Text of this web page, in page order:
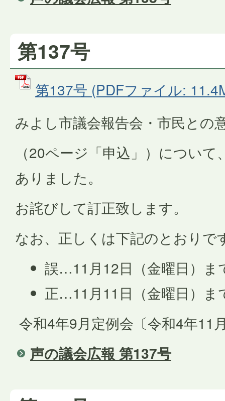
第137号
第137号 (PDFファイル:
みよし市議会報告会・市民との
（20ページ「申込」）につい
ありました。
お詫びして訂正致します。
なお、正しくは下記のとおりで
誤…11月12日（金曜日）ま
正…11月11日（金曜日）ま
令和4年9月定例会〔令和4年11
声の議会広報 第137号